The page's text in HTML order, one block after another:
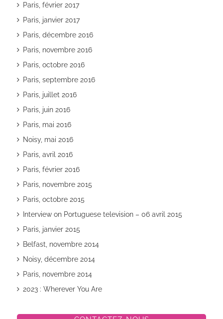
Paris, février 2017
Paris, janvier 2017
Paris, décembre 2016
Paris, novembre 2016
Paris, octobre 2016
Paris, septembre 2016
Paris, juillet 2016
Paris, juin 2016
Paris, mai 2016
Noisy, mai 2016
Paris, avril 2016
Paris, février 2016
Paris, novembre 2015
Paris, octobre 2015
Interview on Portuguese television – 06 avril 2015
Paris, janvier 2015
Belfast, novembre 2014
Noisy, décembre 2014
Paris, novembre 2014
2023 : Wherever You Are